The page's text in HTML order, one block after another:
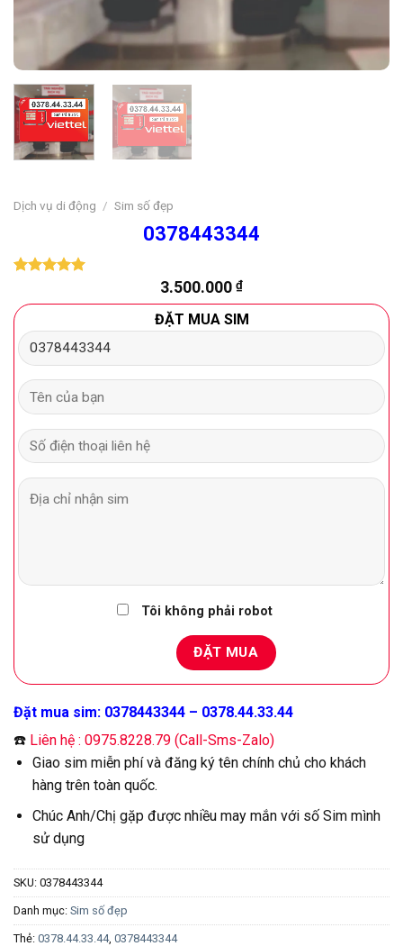
Dịch vụ di động / Sim số đẹp
0378443344
đánh giá
3.500.000 ₫
ĐẶT MUA SIM
Tôi không phải robot
Đặt mua sim: 0378443344 – 0378.44.33.44
☎️ Liên hệ : 0975.8228.79 (Call-Sms-Zalo)
Giao sim miễn phí và đăng ký tên chính chủ cho khách
hàng trên toàn quốc.
Chúc Anh/Chị gặp được nhiều may mắn với số Sim mình
sử dụng
SKU: 0378443344
Danh mục: Sim số đẹp
Thẻ: 0378.44.33.44, 0378443344